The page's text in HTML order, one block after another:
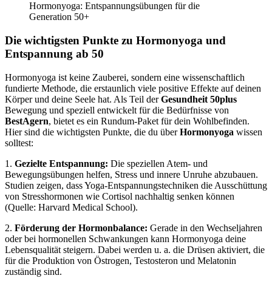
Hormonyoga: Entspannungsübungen für die
Generation 50+
Die wichtigsten Punkte zu Hormonyoga und
Entspannung ab 50
Hormonyoga ist keine Zauberei, sondern eine wissenschaftlich
fundierte Methode, die erstaunlich viele positive Effekte auf deinen
Körper und deine Seele hat. Als Teil derGesundheit 50plus
Bewegung und speziell entwickelt für die Bedürfnisse von
BestAgern, bietet es ein Rundum-Paket für dein Wohlbefinden.
Hier sind die wichtigsten Punkte, die du überHormonyoga wissen
solltest:
1. Gezielte Entspannung: Die speziellen Atem- und
Bewegungsübungen helfen, Stress und innere Unruhe abzubauen.
Studien zeigen, dass Yoga-Entspannungstechniken die Ausschüttung
von Stresshormonen wie Cortisol nachhaltig senken können
(Quelle: Harvard Medical School).
2. Förderung der Hormonbalance: Gerade in den Wechseljahren
oder bei hormonellen Schwankungen kann Hormonyoga deine
Lebensqualität steigern. Dabei werden u. a. die Drüsen aktiviert, die
für die Produktion von Östrogen, Testosteron und Melatonin
zuständig sind.